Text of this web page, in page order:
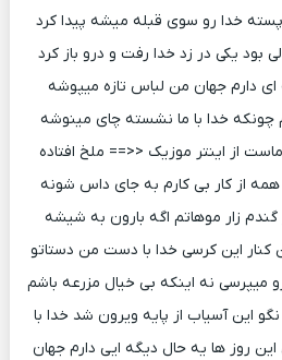
خدا رو سوی قبله میشه پیدا کرد
یکی در زد خدا رفت و درو باز کرد
دارم جهان من لباس تازه میپوشه
چونکه خدا با ما نشسته چای مینوشه
از اینتر موزیک <<== ملخ افتاده
از کار بی کارم به جای داس شونه
زار موهاتم اگه بارون به شیشه
کنار این کرسی خدا با دست من دستاتو
میپرسی نه اینکه بی خیال مزرعه باشم
این آسیاب از پایه ویرون شد خدا با
روز ها یه حال دیگه ایی دارم جهان